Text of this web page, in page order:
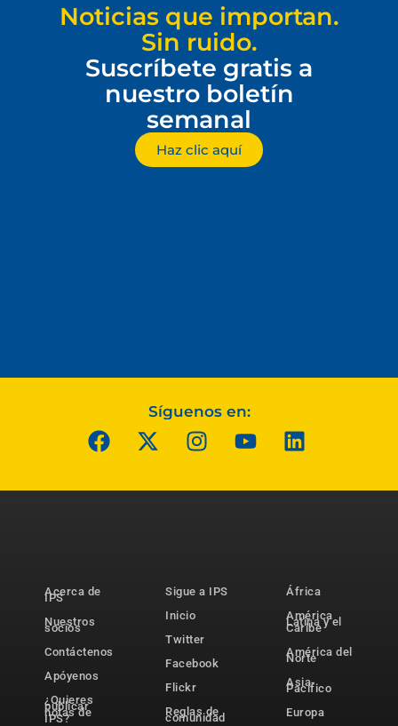
Noticias que importan.
Sin ruido.
Suscríbete gratis a
nuestro boletín
semanal
Haz clic aquí
Síguenos en:
Acerca de
IPS
Nuestros
socios
Contáctenos
Apóyenos
¿Quieres
publicar
notas de
IPS?
Sigue a IPS
Inicio
Twitter
Facebook
Flickr
Reglas de
comunidad
África
América
Latina y el
Caribe
América del
Norte
Asia-
Pacífico
Europa